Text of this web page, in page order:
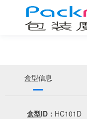
盒型信息
盒型ID： HC101D